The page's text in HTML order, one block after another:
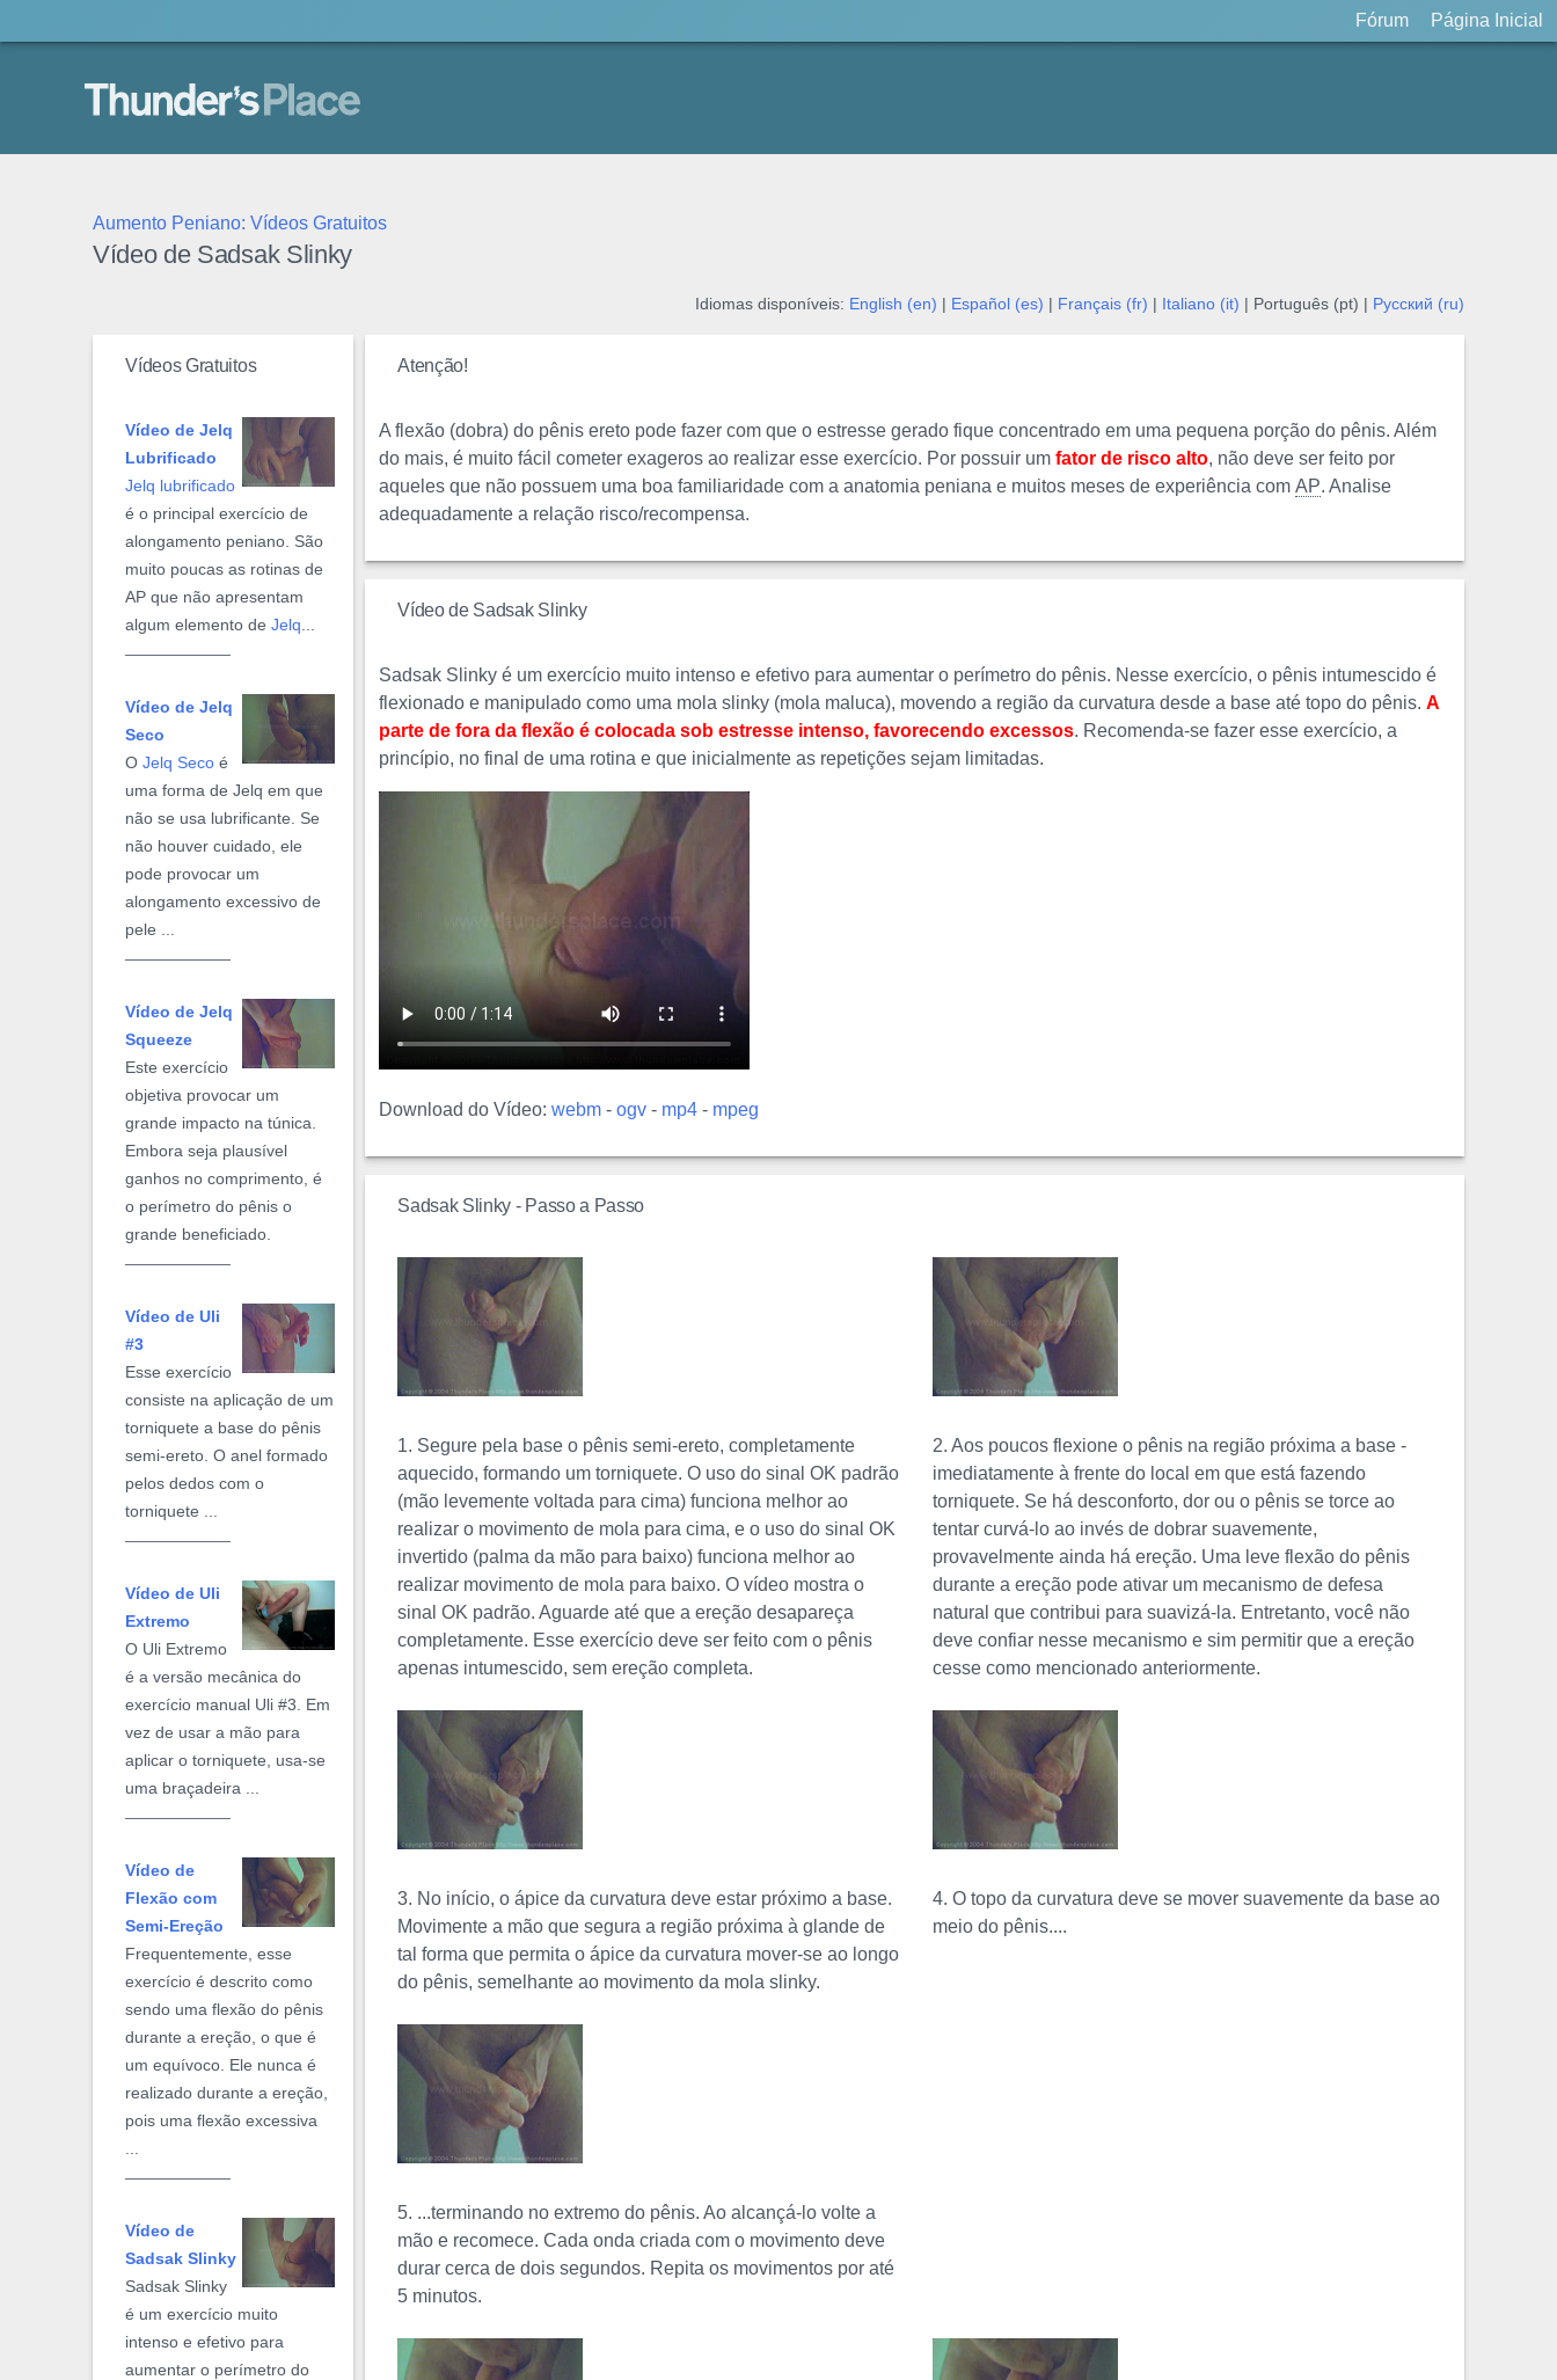
Thunder's Place
Aumento Peniano: Vídeos Gratuitos
Vídeo de Sadsak Slinky
Idiomas disponíveis: English (en) Español (es) Français (fr) Italiano (it) | Português (pt) | Русский (ru)
Vídeos Gratuitos
Vídeo de Jelq
Lubrificado
Jelq lubrificado
é o principal exercício de
alongamento peniano. São
muito poucas as rotinas de
AP que não apresentam
algum elemento deJelq
Vídeo de Jelq
Seco
OJelq Seco é
uma forma de Jelq em que
não se usa lubrificante. Se
não houver cuidado, ele
pode provocar um
alongamento excessivo de
pele ...
Vídeo de Jelq
Squeeze
Este exercício
objetiva provocar um
grande impacto na túnica.
Embora seja plausível
ganhos no comprimento, é
o perímetro do pênis o
grande beneficiado.
Vídeo de Uli
#3
Esse exercício
consiste na aplicação de um
torniquete a base do pênis
semi-ereto. O anel formado
pelos dedos com o
torniquete ...
Vídeo de Uli
Extremo
O Uli Extremo
é a versão mecânica do
exercício manual Uli #3. Em
vez de usar a mão para
aplicar o torniquete, usa-se
uma braçadeira ...
Vídeo de
Flexão com
Semi-Ereção
Frequentemente, esse
exercício é descrito como
sendo uma flexão do pênis
durante a ereção, o que é
um equívoco. Ele nunca é
realizado durante a ereção,
pois uma flexão excessiva
Vídeo de
Sadsak Slinky
Sadsak Slinky
é um exercício muito
intenso e efetivo para
aumentar o perímetro do
Atenção!
A flexão (dobra) do pênis ereto pode fazer com que o estresse gerado fique concentrado em uma pequena porção do pênis. Além
do mais, é muito fácil cometer exageros ao realizar esse exercício. Por possuir umfator de risco alto, não deve ser feito por
aqueles que não possuem uma boa familiaridade com a anatomia peniana e muitos meses de experiência comAP. Analise
adequadamente a relação risco/recompensa.
Vídeo de Sadsak Slinky
Sadsak Slinky é um exercício muito intenso e efetivo para aumentar o perímetro do pênis. Nesse exercício, o pênis intumescido é
flexionado e manipulado como uma mola slinky (mola maluca), movendo a região da curvatura desde a base até topo do pênis.A
parte de fora da flexão é colocada sob estresse intenso, favorecendo excessos. Recomenda-se fazer esse exercício, a
princípio, no final de uma rotina e que inicialmente as repetições sejam limitadas.
Download do Vídeo:webm -ogv - mp4 - mpeg
Sadsak Slinky - Passo a Passo
1. Segure pela base o pênis semi-ereto, completamente
aquecido, formando um torniquete. O uso do sinal OK padrão
(mão levemente voltada para cima) funciona melhor ao
realizar o movimento de mola para cima, e o uso do sinal OK
invertido (palma da mão para baixo) funciona melhor ao
realizar movimento de mola para baixo. O vídeo mostra o
sinal OK padrão. Aguarde até que a ereção desapareça
completamente. Esse exercício deve ser feito com o pênis
apenas intumescido, sem ereção completa.
2. Aos poucos flexione o pênis na região próxima a base -
imediatamente à frente do local em que está fazendo
torniquete. Se há desconforto, dor ou o pênis se torce ao
tentar curvá-lo ao invés de dobrar suavemente,
provavelmente ainda há ereção. Uma leve flexão do pênis
durante a ereção pode ativar um mecanismo de defesa
natural que contribui para suavizá-la. Entretanto, você não
deve confiar nesse mecanismo e sim permitir que a ereção
cesse como mencionado anteriormente.
3. No início, o ápice da curvatura deve estar próximo a base.
Movimente a mão que segura a região próxima à glande de
tal forma que permita o ápice da curvatura mover-se ao longo
do pênis, semelhante ao movimento da mola slinky.
4. O topo da curvatura deve se mover suavemente da base ao
meio do pênis....
5. ...terminando no extremo do pênis. Ao alcançá-lo volte a
mão e recomece. Cada onda criada com o movimento deve
durar cerca de dois segundos. Repita os movimentos por até
5 minutos.
Fórum Página Inicial